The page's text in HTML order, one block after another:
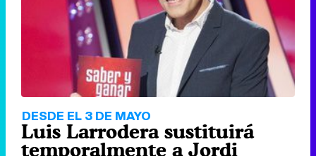
DESDE EL 3 DE MAYO
Luis Larrodera sustituirá
temporalmente a Jordi